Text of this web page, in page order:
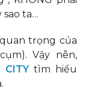
sao ta…
trọng của
Vậy nên,
CITYtìm hiểu